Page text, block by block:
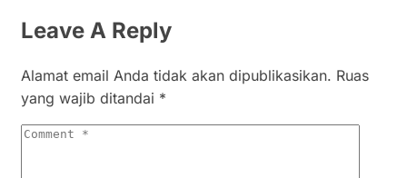
Leave A Reply
Alamat email Anda tidak akan dipublikasikan. Ruas
yang wajib ditandai *